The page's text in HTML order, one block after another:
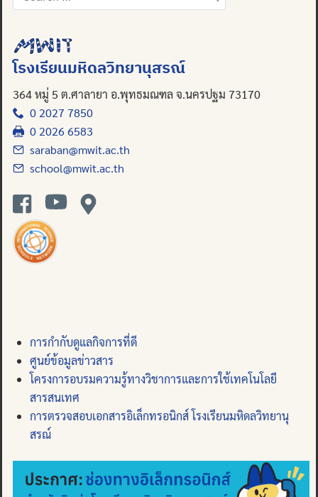
for:
โรงเรียนมหิดลวิทยานุสรณ์
364 หมู่ 5 ต.ศาลายา อ.พุทธมณฑล จ.นครปฐม 73170
0 2027 7850
0 2026 6583
saraban@mwit.ac.th
school@mwit.ac.th
การกำกับดูแลกิจการที่ดี
ศูนย์ข้อมูลข่าวสาร
โครงการอบรมความรู้ทางวิชาการและการใช้เทคโนโลยี
สารสนเทศ
การตรวจสอบเอกสารอิเล็กทรอนิกส์ โรงเรียนมหิดลวิทยานุ
สรณ์